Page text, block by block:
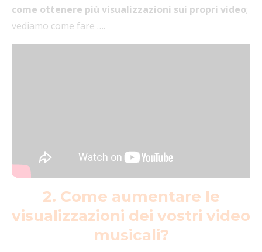
come ottenere più visualizzazioni sui propri video;
vediamo come fare ….
2. Come aumentare le
visualizzazioni dei vostri video
musicali?